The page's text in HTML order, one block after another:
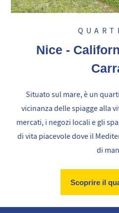
Nice -
Situato sul mare, è un
vicinanza delle spiagge alla
mercati, i negozi locali e gli
di vita piacevole dove il
di
Scoprire il